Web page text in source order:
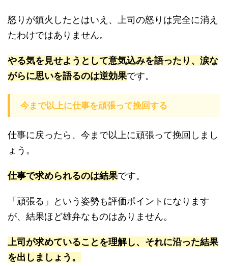
怒りが鎮火したとはいえ、上司の怒りは完全に消え
たわけではありません。
やる気を見せようとして意気込みを語ったり、涙な
がらに思いを語るのは逆効果です。
今まで以上に仕事を頑張って挽回する
仕事に戻ったら、今まで以上に頑張って挽回しまし
ょう。
仕事で求められるのは結果です。
「頑張る」という姿勢も評価ポイントになります
が、結果ほど雄弁なものはありません。
上司が求めていることを理解し、それに沿った結果
を出しましょう。